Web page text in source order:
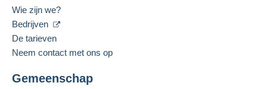
Wie zijn we?
Bedrijven
De tarieven
Neem contact met ons op
Gemeenschap